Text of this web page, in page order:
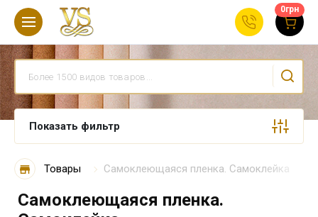
0грн
Показать фильтр
Товары Самоклеющаяся пленка. Самоклейка
Самоклеющаяся пленка.